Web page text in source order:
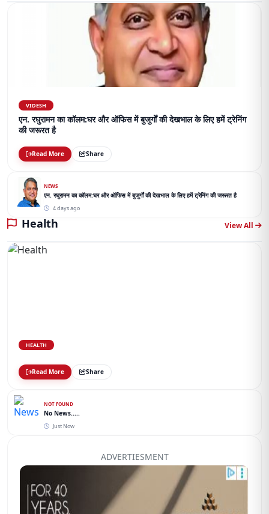
VIDESH
एन. रघुरामन का कॉलम:घर और ऑफिस में बुजुर्गों की देखभाल के लिए हमें ट्रेनिंग
की जरूरत है
Read More Share
NEWS
एन. रघुरामन का कॉलम:घर और ऑफिस में बुजुर्गों की देखभाल के लिए हमें ट्रेनिंग की जरूरत है
4 days ago
Health View All
HEALTH
Read More Share
NOT FOUND
No News.....
Just Now
ADVERTIESMENT